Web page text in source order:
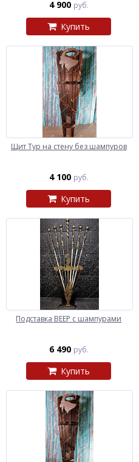
4 900 руб.
Купить
Щит Тур на стену без шампуров
4 100 руб.
Купить
Подставка ВЕЕР с шампурами
6 490 руб.
Купить